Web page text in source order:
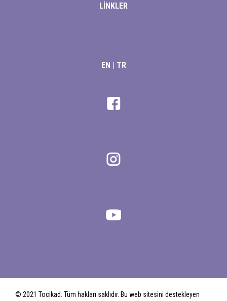
LİNKLER
EN | TR
© 2021 Tocikad. Tüm hakları saklıdır. Bu web sitesini destekleyen